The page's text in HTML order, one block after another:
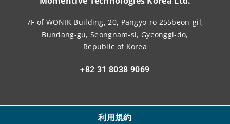
7F of WONIK Building, 20, Pangyo-ro 255beon-gil,
Bundang-gu, Seongnam-si, Gyeonggi-do,
Republic of Korea
+82 31 8038 9069
利用規約